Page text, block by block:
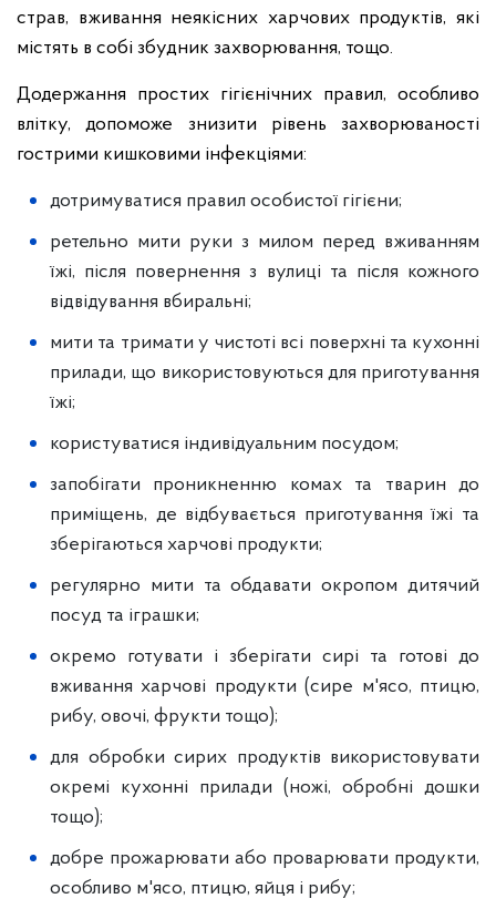
страв, вживання неякісних харчових продуктів, які
містять в собі збудник захворювання, тощо.
Додержання простих гігієнічних правил, особливо
влітку, допоможе знизити рівень захворюваності
гострими кишковими інфекціями:
дотримуватися правил особистої гігієни;
ретельно мити руки з милом перед вживанням
їжі, після повернення з вулиці та після кожного
відвідування вбиральні;
мити та тримати у чистоті всі поверхні та кухонні
прилади, що використовуються для приготування
їжі;
користуватися індивідуальним посудом;
запобігати проникненню комах та тварин до
приміщень, де відбувається приготування їжі та
зберігаються харчові продукти;
регулярно мити та обдавати окропом дитячий
посуд та іграшки;
окремо готувати і зберігати сирі та готові до
вживання харчові продукти (сире м'ясо, птицю,
рибу, овочі, фрукти тощо);
для обробки сирих продуктів використовувати
окремі кухонні прилади (ножі, обробні дошки
тощо);
добре прожарювати або проварювати продукти,
особливо м'ясо, птицю, яйця і рибу;